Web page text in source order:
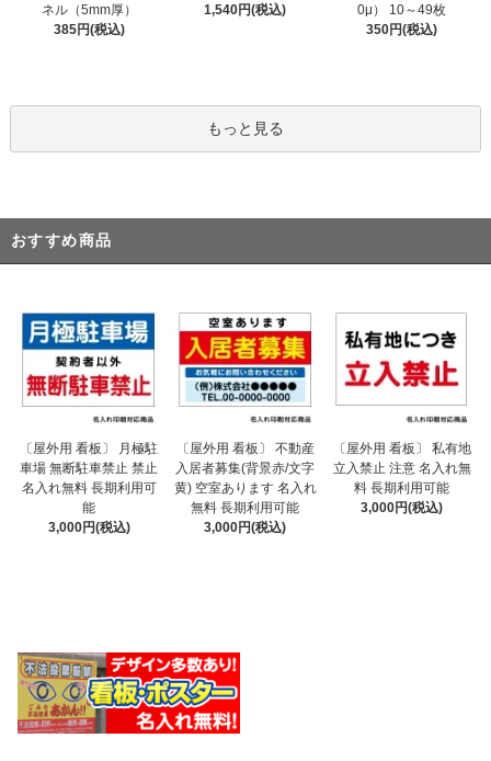
ネル（5mm厚）
385円(税込)
1,540円(税込)
0μ） 10～49枚
350円(税込)
もっと見る
おすすめ商品
〔屋外用 看板〕 月極駐
車場 無断駐車禁止 禁止
名入れ無料 長期利用可
能
3,000円(税込)
〔屋外用 看板〕 不動産
入居者募集(背景赤/文字
黄) 空室あります 名入れ
無料 長期利用可能
3,000円(税込)
〔屋外用 看板〕 私有地
立入禁止 注意 名入れ無
料 長期利用可能
3,000円(税込)